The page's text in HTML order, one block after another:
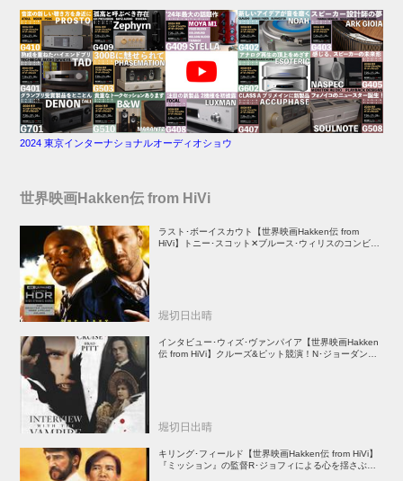
2024 東京インターナショナルオーディオショウ
世界映画Hakken伝 from HiVi
ラスト･ボーイスカウト【世界映画Hakken伝 from
HiVi】トニー･スコット✕ブルース･ウィリスのコンビが
堀切日出晴
インタビュー･ウィズ･ヴァンパイア【世界映画Hakken
伝 from HiVi】クルーズ&ピット競演！N･ジョーダン監
堀切日出晴
キリング･フィールド【世界映画Hakken伝 from HiVi】
『ミッション』の監督R･ジョフィによる心を揺さぶる